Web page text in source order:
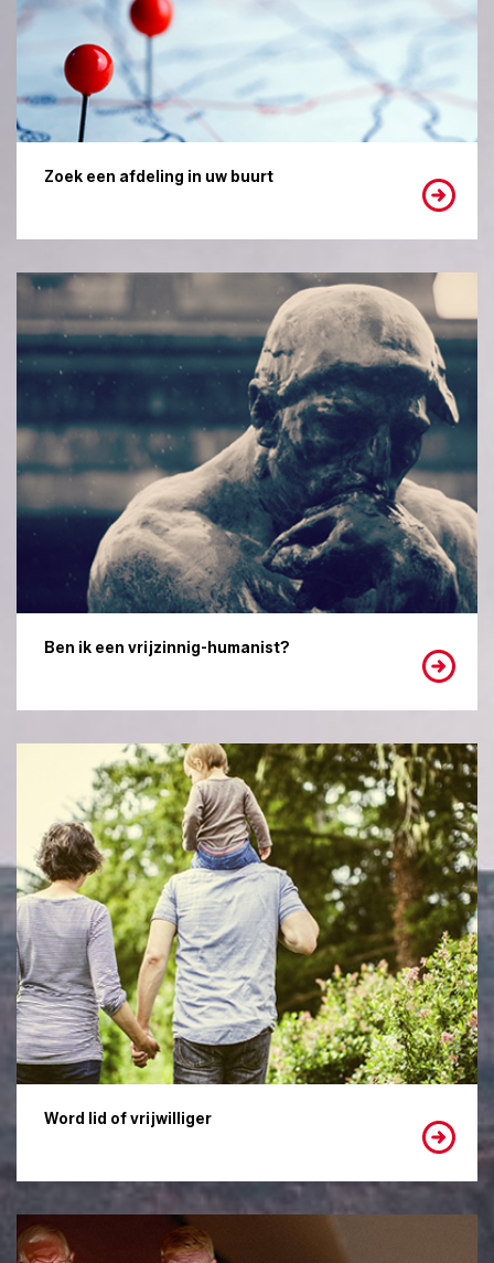
Zoek een afdeling in uw buurt
Ben ik een vrijzinnig-humanist?
Word lid of vrijwilliger